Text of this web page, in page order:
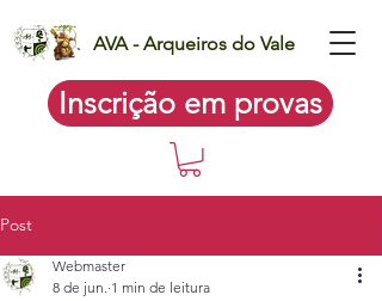
AVA - Arqueiros do Vale
Inscrição em provas
Post
Webmaster
8 de jun. 1 min de leitura